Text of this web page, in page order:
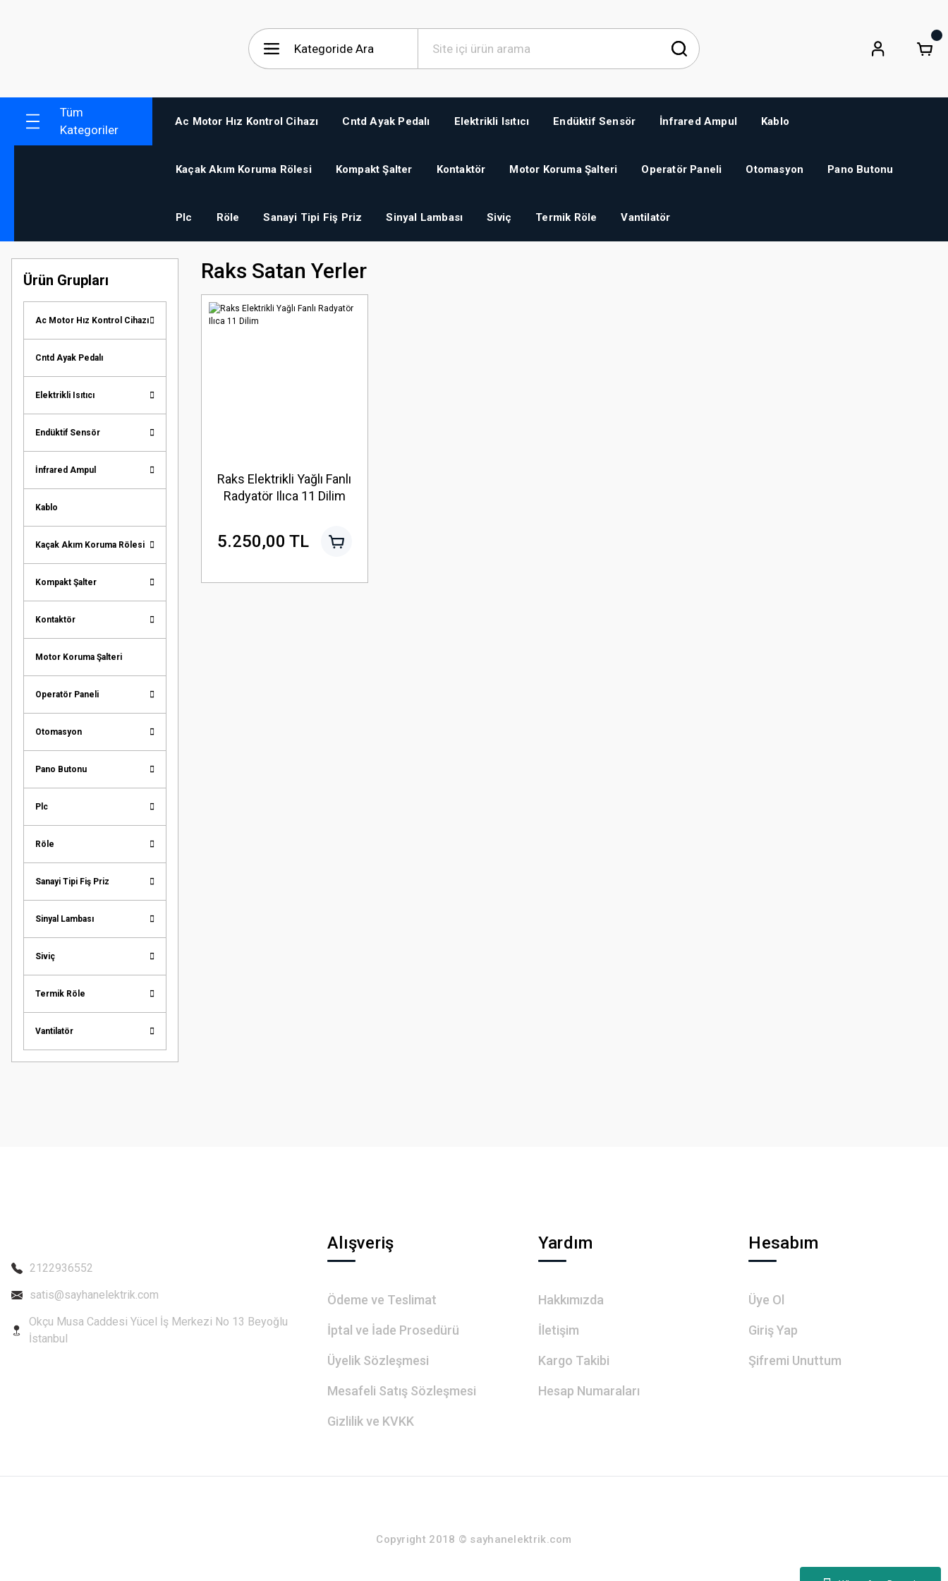
Tüm
Kategoriler
Ac Motor Hız Kontrol Cihazı Cntd Ayak Pedalı Elektrikli Isıtıcı Endüktif Sensör İnfrared Ampul Kablo
Kaçak Akım Koruma Rölesi Kompakt Şalter Kontaktör Motor Koruma Şalteri Operatör Paneli Otomasyon Pano Butonu
Plc Röle Sanayi Tipi Fiş Priz Sinyal Lambası Siviç Termik Röle Vantilatör
Ürün Grupları
Ac Motor Hız Kontrol Cihazı
Cntd Ayak Pedalı
Elektrikli Isıtıcı
Endüktif Sensör
İnfrared Ampul
Kablo
Kaçak Akım Koruma Rölesi
Kompakt Şalter
Kontaktör
Motor Koruma Şalteri
Operatör Paneli
Otomasyon
Pano Butonu
Plc
Röle
Sanayi Tipi Fiş Priz
Sinyal Lambası
Siviç
Termik Röle
Vantilatör
Raks Satan Yerler
Raks Elektrikli Yağlı Fanlı
Radyatör Ilıca 11 Dilim
5.250,00 TL
2122936552
satis@sayhanelektrik.com
Okçu Musa Caddesi Yücel İş Merkezi No 13 Beyoğlu
İstanbul
Alışveriş
Ödeme ve Teslimat
İptal ve İade Prosedürü
Üyelik Sözleşmesi
Mesafeli Satış Sözleşmesi
Gizlilik ve KVKK
Yardım
Hakkımızda
İletişim
Kargo Takibi
Hesap Numaraları
Hesabım
Üye Ol
Giriş Yap
Şifremi Unuttum
Copyright 2018 © sayhanelektrik.com